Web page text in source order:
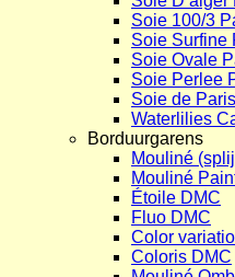
Soie 100/3
Soie Surfine
Soie Ovale
Soie Perlee
Soie de
Waterlilies
Borduurgarens
Mouliné
Mouliné
Étoile DMC
Fluo DMC
Color
Coloris DMC